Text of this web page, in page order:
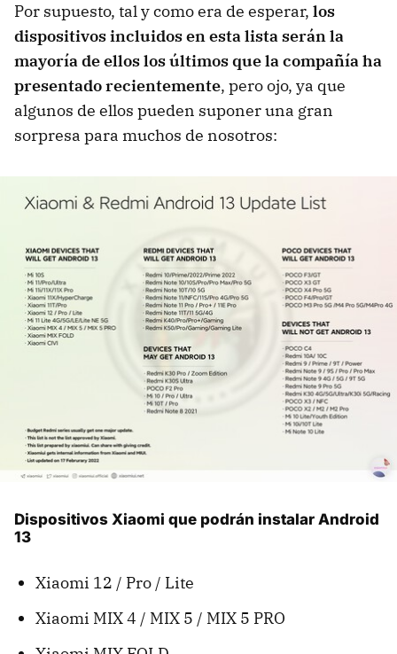
Por supuesto, tal y como era de esperar, los
dispositivos incluidos en esta lista serán la
mayoría de ellos los últimos que la compañía ha
presentado recientemente, pero ojo, ya que
algunos de ellos pueden suponer una gran
sorpresa para muchos de nosotros:
Dispositivos Xiaomi que podrán instalar Android
13
Xiaomi 12 / Pro / Lite
Xiaomi MIX 4 / MIX 5 / MIX 5 PRO